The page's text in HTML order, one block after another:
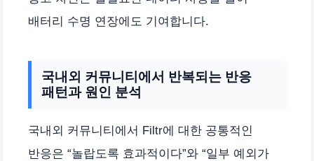
배터리 수명 연장에도 기여합니다.
국내외 커뮤니티에서 반복되는 반응
패턴과 원인 분석
국내외 커뮤니티에서 Filtr에 대한 공통적인
반응은 “놀랍도록 효과적이다”와 “일부 예외가